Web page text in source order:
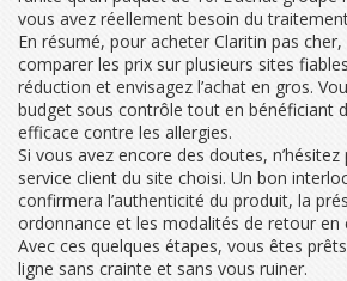
vous avez réellement besoin du
En résumé, pour acheter Claritin pas
comparer les prix sur plusieurs sites
réduction et envisagez l’achat en gros.
budget sous contrôle tout en bénéficiant
efficace contre les allergies.
Si vous avez encore des doutes,
service client du site choisi. Un bon
confirmera l’authenticité du produit, la
ordonnance et les modalités de retour en
Avec ces quelques étapes, vous êtes
ligne sans crainte et sans vous ruiner.